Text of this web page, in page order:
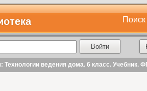
Поиск
Технологии ведения дома. 6 класс. Учебник.